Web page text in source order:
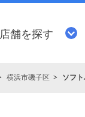
店舗を探す
横浜市磯子区 ソフ